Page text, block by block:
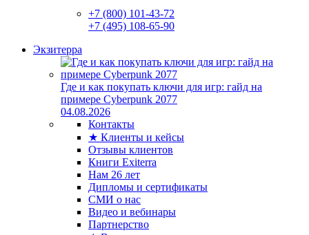
+7 (800) 101-43-72
+7 (495) 108-65-90
Экзитерра
Где и как покупать ключи для игр: гайд на
примере Cyberpunk 2077
04.08.2026
Контакты
★ Клиенты и кейсы
Отзывы клиентов
Книги Exiterra
Нам 26 лет
Дипломы и сертификаты
СМИ о нас
Видео и вебинары
Партнерство